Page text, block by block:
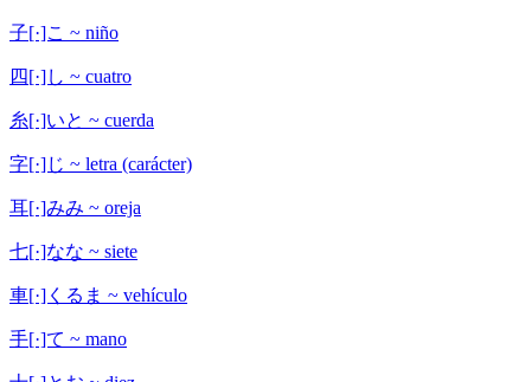
子[·]こ ~ niño
四[·]し ~ cuatro
糸[·]いと ~ cuerda
字[·]じ ~ letra (carácter)
耳[·]みみ ~ oreja
七[·]なな ~ siete
車[·]くるま ~ vehículo
手[·]て ~ mano